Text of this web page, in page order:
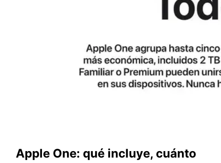
Apple One: qué incluye, cuánto